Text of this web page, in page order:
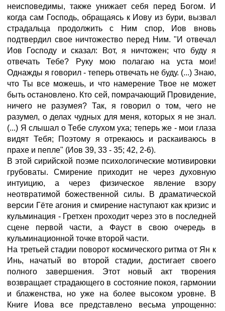
неисповедимы, также унижает себя перед Богом. И
когда сам Господь, обращаясь к Иову из бури, вызвал
страдальца продолжить с Ним спор, Иов вновь
подтвердил свое ничтожество перед Ним. "И отвечал
Иов Господу и сказал: Вот, я ничтожен; что буду я
отвечать Тебе? Руку мою полагаю на уста мои!
Однажды я говорил - теперь отвечать не буду. (...) Знаю,
что Ты все можешь, и что намерение Твое не может
быть остановлено. Кто сей, помрачающий Провидение,
ничего не разумея? Так, я говорил о том, чего не
разумел, о делах чудных для меня, которых я не знал.
(...) Я слышал о Тебе слухом уха; теперь же - мои глаза
видят Тебя; Поэтому я отрекаюсь и раскаиваюсь в
прахе и пепле" (Иов 39, 33 - 35; 42, 2-6).
В этой сирийской поэме психологические мотивировки
грубоваты. Смирение приходит не через духовную
интуицию, а через физическое явление взору
неотвратимой божественной силы. В драматической
версии Гёте агония и смирение наступают как кризис и
кульминация - Гретхен проходит через это в последней
сцене первой части, а Фауст в свою очередь в
кульминационной точке второй части.
На третьей стадии поворот космического ритма от Ян к
Инь, начатый во второй стадии, достигает своего
полного завершения. Этот новый акт творения
возвращает страдающего в состояние покоя, гармонии
и блаженства, но уже на более высоком уровне. В
Книге Иова все представлено весьма упрощенно: